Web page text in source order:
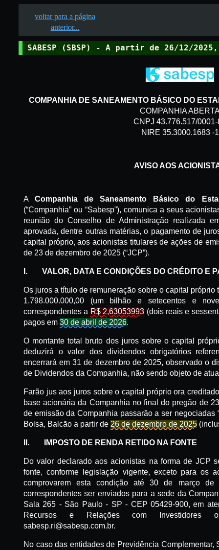
voltar para a página
anterior...
SABESP (SBSP) - A partir de 26/12/
COMPANHIA DE SANEAMENTO BÁSICO DO
COMPANHIA
CNPJ 43.776.517/
NIRE 35.3000.1683 -1
AVISO AOS
ACompanhia de Saneamento Básico do
(“Companhia” ou “Sabesp”), comunica a seus
reunião do Conselho de Administração realizada
aprovada, dentre outras matérias, o pagamento de
capital próprio, aos acionistas titulares de ações de
de 23 de dezembro de 2025 (“JCP”).
I. VALOR, DATA E CONDIÇÕES DO CRÉDITO E
Os juros a título de remuneração sobre o capital
1.798.000.000,00 (um bilhão e setecentos e
correspondentes a R$ 2,63053993 (dois reais e
pagos em 30 de abril de 2026.
O montante total bruto dos juros sobre o capital
deduzirá o valor dos dividendos obrigatórios
encerrará em 31 de dezembro de 2025, observado o
de Dividendos da Companhia, não sendo objeto de
Farão jus aos juros sobre o capital próprio ora
base acionária da Companhia no final do pregão de
de emissão da Companhia passarão a ser negociadas
Bolsa, Balcão a partir de 26 de dezembro de 2025
II. IMPOSTO DE RENDA RETIDO NA FONTE
Do valor declarado aos acionistas na forma de JCP
fonte, conforme legislação vigente, exceto para os
comprovarem esta condição até 30 de março de
correspondentes ser enviados para a sede da
Sala 265 - São Paulo - SP - CEP 05429-900, em
Recursos e Relações com Investidores
sabesp.ri@sabesp.com.br.
No caso das entidades de Previdência Complementar,